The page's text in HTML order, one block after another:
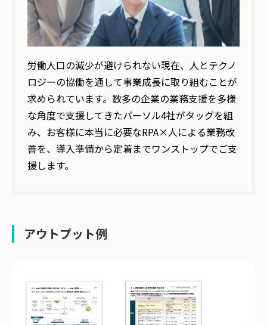
労働人口の減少が避けられない現在、人とテクノ
ロジーの協働を通して事業成長に取り組むことが
求められています。数多の企業の業務支援を多様
な角度で支援してきたパーソル4社がタッグを組
み、お客様に本当に必要なRPA×人による業務改
善を、導入準備から定着までワンストップでご支
援します。
アウトプット例